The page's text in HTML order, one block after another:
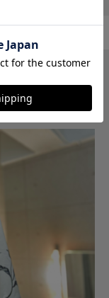
選ばれる3つ